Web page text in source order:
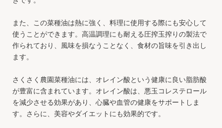
また、この菜種油は熱に強く、料理に使用する際にも安心して
使うことができます。高温調理にも耐える圧搾玉搾りの製法で
作られており、風味を損なうことなく、食材の旨味を引き出し
ます。
さくさく農園菜種油には、オレイン酸という健康に良い脂肪酸
が豊富に含まれています。オレイン酸は、悪玉コレステロール
を減少させる効果があり、心臓や血管の健康をサポートしま
す。さらに、美容やダイエットにも効果的です。